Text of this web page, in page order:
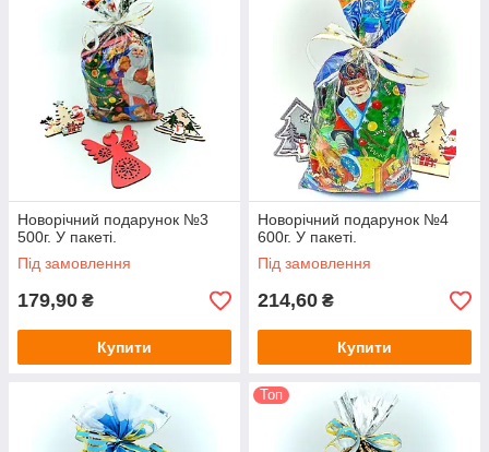
розвівається серед зірок, а його щирий регіт
лунає за сотні верст.
Не одні тільки діти уявляють собі подібні
картинки, але і дорослі. Навіть з віком кожен хоче
вірити в те, що дива можливі.
Чудовий настрій необхідно закріпити ласощами,
божевільними на смак.
Новорічні подарунки в
пакетах —
це те, що слід покласти додатково під
ялинку до основного подарунка.
Новорічний подарунок №3
500г. У пакеті.
Під замовлення
179,90 ₴
Купити
Новорічний подарунок №4
600г. У пакеті.
Під замовлення
214,60 ₴
Купити
Топ